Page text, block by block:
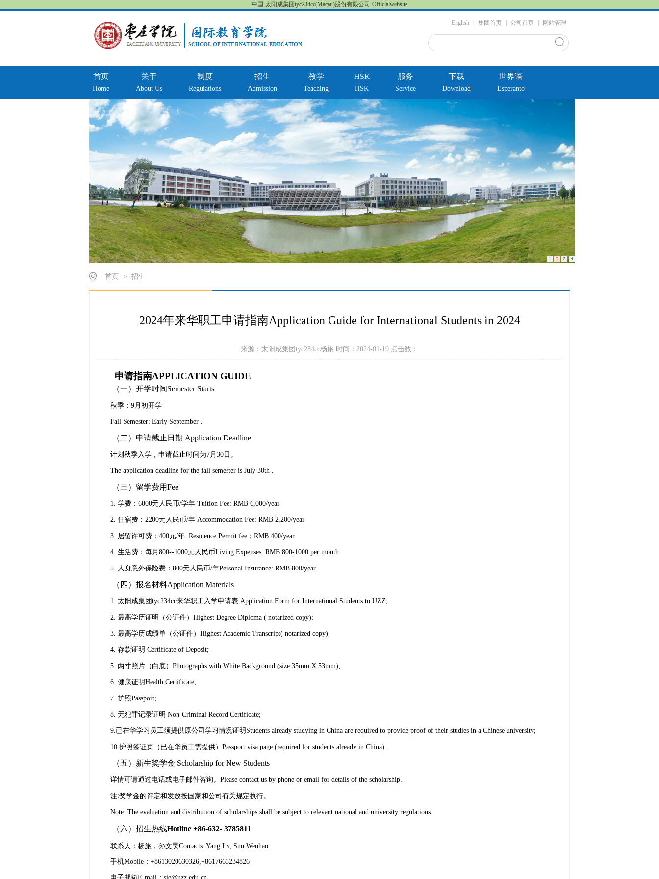
中国·太阳成集团tyc234cc(Macau)股份有限公司-Officialwebsite
English 集团首页 公司首页 网站管理
首页
Home
关于
About Us
制度
Regulations
招生
Admission
教学
Teaching
HSK
HSK
服务
Service
下载
Download
世界语
Esperanto
1 2 3 4
首页 > 招生
2024年来华职工申请指南Application Guide for International Students in 2024
来源：太阳成集团tyc234cc杨旅 时间：2024-01-19 点击数：
申请指南APPLICATION GUIDE
（一） 开学时间Semester Starts
秋季： 9月初开学
Fall Semester: Early September .
（ 二） 申请截止日期 Application Deadline
计划秋季入学，申请截止时间为7月 30 日。
The application deadline for the fall semester is July 30th .
（三）留学费用Fee
1. 学费： 6000元人民币/学年 Tuition Fee: RMB 6,000/year
2. 住宿费： 2200元人民币/年 Accommodation Fee: RMB 2,200/year
3. 居留许可费： 400元/年 Residence Permit fee ： RMB 400/year
4. 生活费：每月 800--1000元人民币Living Expenses: RMB 800-1000 per month
5. 人身意外保险费： 800元人民币/年Personal Insurance: RMB 800/year
（四）报名材料Application Materials
1. 太阳成集团tyc234cc来华职工入学申请表 Application Form for International Students to UZZ;
2. 最高学历证明（公证件） Highest Degree Diploma ( notarized copy);
3. 最高学历成绩单（公证件） Highest Academic Transcript( notarized copy);
4. 存款证明 Certificate of Deposit;
5. 两寸照片（白底） Photographs with White Background (size 35mm X 53mm);
6. 健康证明Health Certificate;
7. 护照Passport;
8. 无犯罪记录证明 Non-Criminal Record Certificate;
9.已在华学习员工须提供原公司学习情况证明 Students already studying in China are required to provide proof of their studies in a Chinese university;
10.护照签证页（已在华员工需提供） Passport visa page (required for students already in China).
（五）新生奖学金 Scholarship for New Students
详情可请通过电话或电子邮件咨询。 Please contact us by phone or email for details of the scholarship.
注∶奖学金的评定和发放按国家和公司有关规定执行。
Note: The evaluation and distribution of scholarships shall be subject to relevant national and university regulations.
（六）招生热线Hotline +86-632- 3785811
联系人：杨旅，孙文昊Contacts: Yang Lv, Sun Wenhao
手机Mobile ： +8613020630326,+8617663234826
电子邮箱E-mail ： sie@uzz.edu.cn